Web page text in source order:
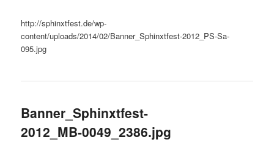
http://sphinxtfest.de/wp-
content/uploads/2014/02/Banner_Sphinxtfest-2012_PS-Sa-
095.jpg
Banner_Sphinxtfest-
2012_MB-0049_2386.jpg